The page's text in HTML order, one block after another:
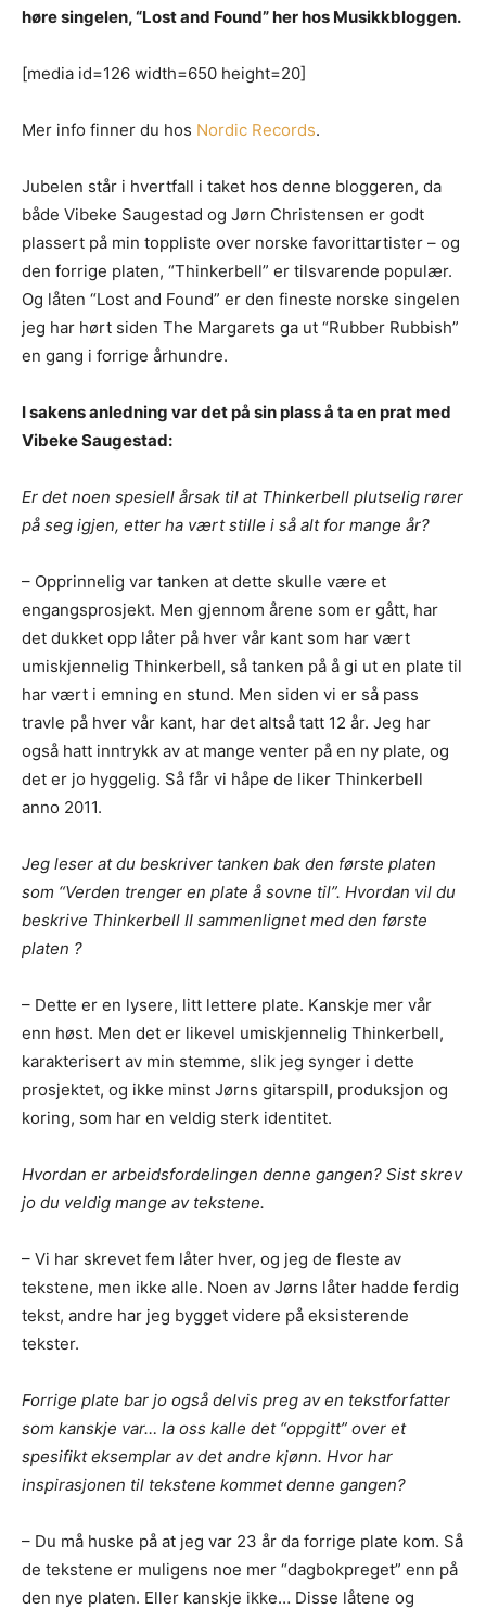
høre singelen, “Lost and Found” her hos Musikkbloggen.
[media id=126 width=650 height=20]
Mer info finner du hos Nordic Records.
Jubelen står i hvertfall i taket hos denne bloggeren, da
både Vibeke Saugestad og Jørn Christensen er godt
plassert på min toppliste over norske favorittartister – og
den forrige platen, “Thinkerbell” er tilsvarende populær.
Og låten “Lost and Found” er den fineste norske singelen
jeg har hørt siden The Margarets ga ut “Rubber Rubbish”
en gang i forrige århundre.
I sakens anledning var det på sin plass å ta en prat med
Vibeke Saugestad:
Er det noen spesiell årsak til at Thinkerbell plutselig rører
på seg igjen, etter ha vært stille i så alt for mange år?
– Opprinnelig var tanken at dette skulle være et
engangsprosjekt. Men gjennom årene som er gått, har
det dukket opp låter på hver vår kant som har vært
umiskjennelig Thinkerbell, så tanken på å gi ut en plate til
har vært i emning en stund. Men siden vi er så pass
travle på hver vår kant, har det altså tatt 12 år. Jeg har
også hatt inntrykk av at mange venter på en ny plate, og
det er jo hyggelig. Så får vi håpe de liker Thinkerbell
anno 2011.
Jeg leser at du beskriver tanken bak den første platen
som “Verden trenger en plate å sovne til”. Hvordan vil du
beskrive Thinkerbell II sammenlignet med den første
platen ?
– Dette er en lysere, litt lettere plate. Kanskje mer vår
enn høst. Men det er likevel umiskjennelig Thinkerbell,
karakterisert av min stemme, slik jeg synger i dette
prosjektet, og ikke minst Jørns gitarspill, produksjon og
koring, som har en veldig sterk identitet.
Hvordan er arbeidsfordelingen denne gangen? Sist skrev
jo du veldig mange av tekstene.
– Vi har skrevet fem låter hver, og jeg de fleste av
tekstene, men ikke alle. Noen av Jørns låter hadde ferdig
tekst, andre har jeg bygget videre på eksisterende
tekster.
Forrige plate bar jo også delvis preg av en tekstforfatter
som kanskje var… la oss kalle det “oppgitt” over et
spesifikt eksemplar av det andre kjønn. Hvor har
inspirasjonen til tekstene kommet denne gangen?
– Du må huske på at jeg var 23 år da forrige plate kom. Så
de tekstene er muligens noe mer “dagbokpreget” enn på
den nye platen. Eller kanskje ikke… Disse låtene og